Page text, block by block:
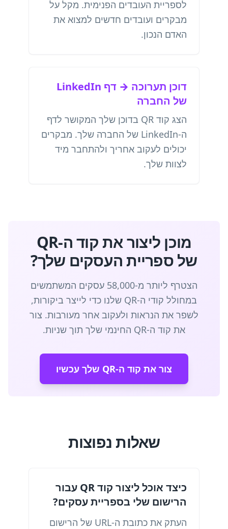
לספריית העובדים הפנימית. מקל על
מבקרים ועובדים חדשים למצוא את
האדם הנכון.
דוכן תערוכה → דף LinkedIn
של החברה
הצג קוד QR בדוכן שלך המקושר לדף
ה-LinkedIn של החברה שלך. מבקרים
יכולים לעקוב אחריך ולהתחבר מיד
לצוות שלך.
מוכן ליצור את קוד ה-QR
של ספריית העסקים שלך?
הצטרף ליותר מ-58,000 עסקים המשתמשים
במחולל קודי ה-QR שלנו כדי לייצר ביקורות,
לשפר את הנראות ולעקוב אחר מעורבות. צור
את קוד ה-QR החינמי שלך תוך שניות.
צור את קוד ה-QR שלך עכשיו
שאלות נפוצות
כיצד אוכל ליצור קוד QR עבור
הרישום שלי בספריית עסקים?
העתק את כתובת ה-URL של הרישום